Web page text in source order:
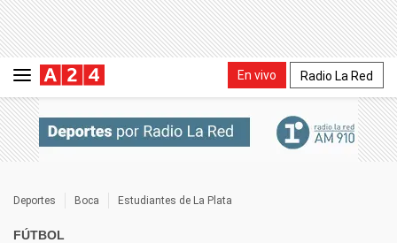
En vivo Radio La Red
Deportes Boca Estudiantes de La Plata
FÚTBOL